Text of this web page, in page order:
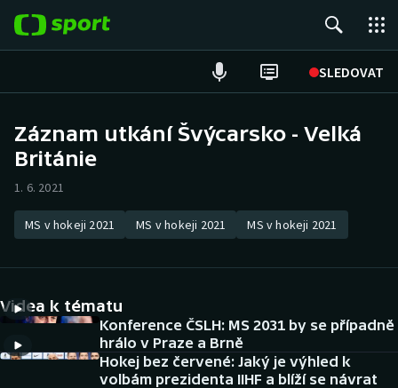
SLEDOVAT
Hokej
Atletika
DALŠÍ SPORTY
Americký fotbal
NEPŘEHLÉDNĚTE
Záznam utkání Švýcarsko - Velká
Británie
1. 6. 2021
MS v hokeji 2021 MS v hokeji 2021 MS v hokeji 2021
Videa k tématu
Konference ČSLH: MS 2031 by se případně
hrálo v Praze a Brně
Hokej bez červené: Jaký je výhled k
volbám prezidenta IIHF a blíží se návrat